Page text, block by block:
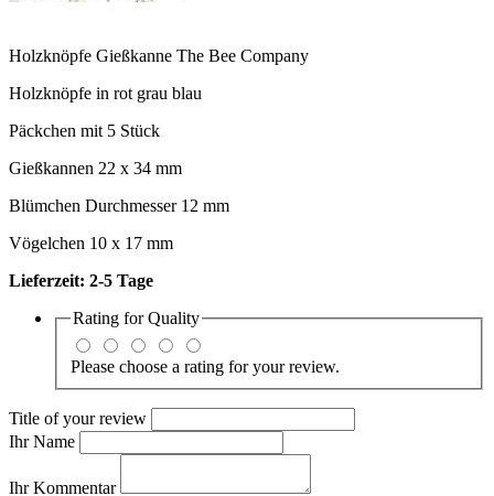
Holzknöpfe Gießkanne The Bee Company
Holzknöpfe in rot grau blau
Päckchen mit 5 Stück
Gießkannen 22 x 34 mm
Blümchen Durchmesser 12 mm
Vögelchen 10 x 17 mm
Lieferzeit: 2-5 Tage
Rating forQuality
Please choose a rating for your review.
Title of your review
Ihr Name
Ihr Kommentar